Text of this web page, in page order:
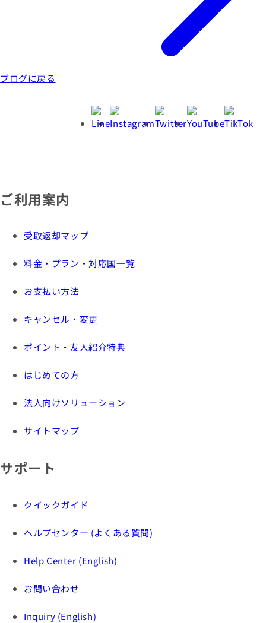
ブログに戻る
ご利用案内
受取返却マップ
料金・プラン・対応国一覧
お支払い方法
キャンセル・変更
ポイント・友人紹介特典
はじめての方
法人向けソリューション
サイトマップ
サポート
クイックガイド
ヘルプセンター (よくある質問)
Help Center (English)
お問い合わせ
Inquiry (English)